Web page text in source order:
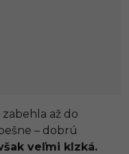
až do
– dobrú
veľmi klzká.